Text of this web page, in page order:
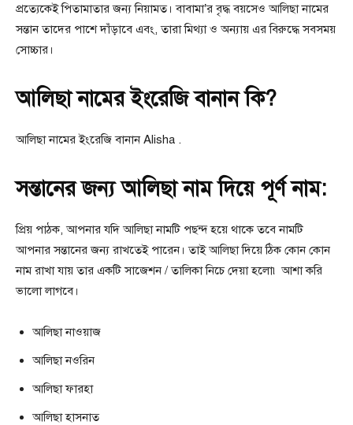
প্রত্যেকেই পিতামাতার জন্য নিয়ামত। বাবামা’র বৃদ্ধ বয়সেও আলিছা নামের
সন্তান তাদের পাশে দাঁড়াবে এবং, তারা মিথ্যা ও অন্যায় এর বিরুদ্ধে সবসময়
সোচ্চার।
আলিছা নামের ইংরেজি বানান কি?
আলিছা নামের ইংরেজি বানান Alisha .
সন্তানের জন্য আলিছা নাম দিয়ে পূর্ণ নাম:
প্রিয় পাঠক, আপনার যদি আলিছা নামটি পছন্দ হয়ে থাকে তবে নামটি
আপনার সন্তানের জন্য রাখতেই পারেন। তাই আলিছা দিয়ে ঠিক কোন কোন
নাম রাখা যায় তার একটি সাজেশন / তালিকা নিচে দেয়া হলো৷ আশা করি
ভালো লাগবে।
আলিছা নাওয়াজ
আলিছা নওরিন
আলিছা ফারহা
আলিছা হাসনাত